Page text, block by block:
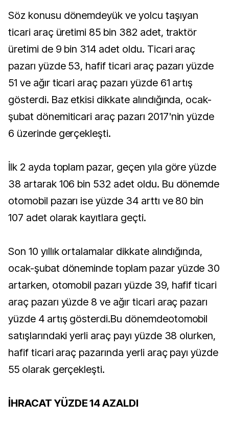
Söz konusu dönemdeyük ve yolcu taşıyan
ticari araç üretimi 85 bin 382 adet, traktör
üretimi de 9 bin 314 adet oldu. Ticari araç
pazarı yüzde 53, hafif ticari araç pazarı yüzde
51 ve ağır ticari araç pazarı yüzde 61 artış
gösterdi. Baz etkisi dikkate alındığında, ocak-
şubat dönemiticari araç pazarı 2017'nin yüzde
6 üzerinde gerçekleşti.
İlk 2 ayda toplam pazar, geçen yıla göre yüzde
38 artarak 106 bin 532 adet oldu. Bu dönemde
otomobil pazarı ise yüzde 34 arttı ve 80 bin
107 adet olarak kayıtlara geçti.
Son 10 yıllık ortalamalar dikkate alındığında,
ocak-şubat döneminde toplam pazar yüzde 30
artarken, otomobil pazarı yüzde 39, hafif ticari
araç pazarı yüzde 8 ve ağır ticari araç pazarı
yüzde 4 artış gösterdi.Bu dönemdeotomobil
satışlarındaki yerli araç payı yüzde 38 olurken,
hafif ticari araç pazarında yerli araç payı yüzde
55 olarak gerçekleşti.
İHRACAT YÜZDE 14 AZALDI